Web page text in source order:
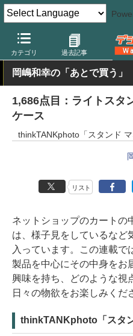
カテゴリ 過去記事
デジカメ Watch 撮影用品 カ
岡嶋和幸の「あとで買う」
1,686点目：ライトスタ
ケース
thinkTANKphoto「スタンド マ
リスト
ネットショップのカートの
は、様子見をしているなど
入っています。この連載で
製品を中心にその中身をお
興味を持ち、どのような視
日々の物欲をお楽しみくだ
thinkTANKphoto「スタ